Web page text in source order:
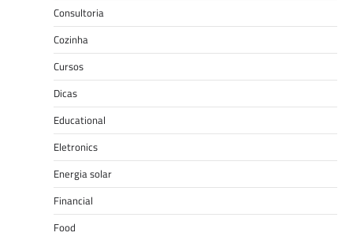
Consultoria
Cozinha
Cursos
Dicas
Educational
Eletronics
Energia solar
Financial
Food